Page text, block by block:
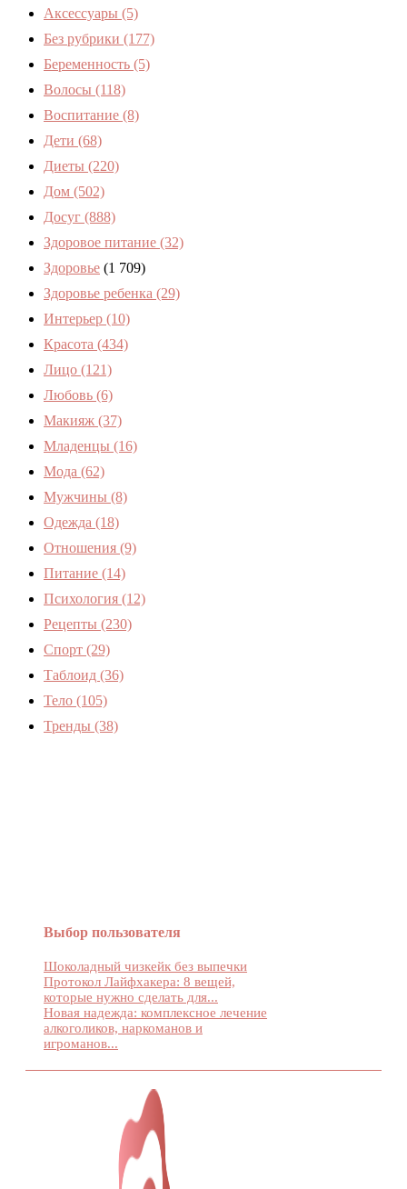
Аксессуары (5)
Без рубрики (177)
Беременность (5)
Волосы (118)
Воспитание (8)
Дети (68)
Диеты (220)
Дом (502)
Досуг (888)
Здоровое питание (32)
Здоровье (1 709)
Здоровье ребенка (29)
Интерьер (10)
Красота (434)
Лицо (121)
Любовь (6)
Макияж (37)
Младенцы (16)
Мода (62)
Мужчины (8)
Одежда (18)
Отношения (9)
Питание (14)
Психология (12)
Рецепты (230)
Спорт (29)
Таблоид (36)
Тело (105)
Тренды (38)
Выбор пользователя
Шоколадный чизкейк без выпечки
Протокол Лайфхакера: 8 вещей,
которые нужно сделать для...
Новая надежда: комплексное лечение
алкоголиков, наркоманов и
игроманов...